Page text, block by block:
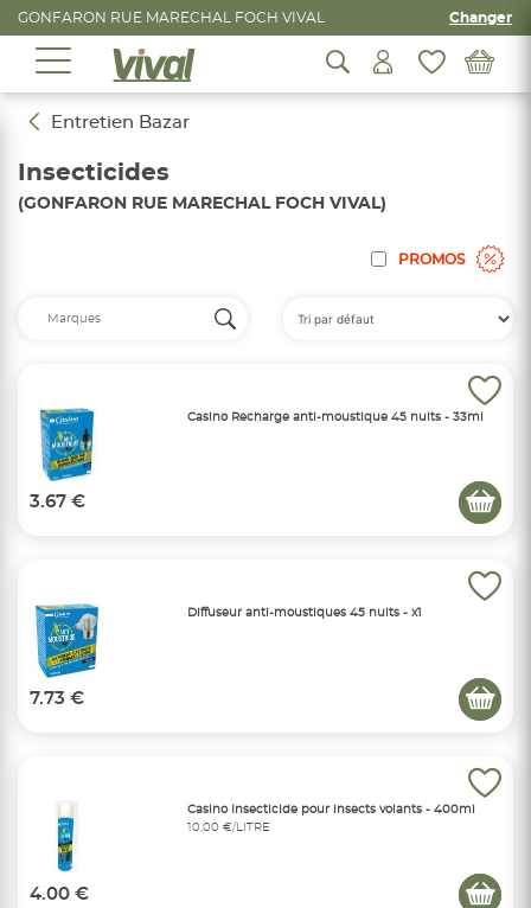
GONFARON RUE MARECHAL FOCH VIVAL Changer
Entretien Bazar
Insecticides
(GONFARON RUE MARECHAL FOCH VIVAL)
PROMOS
Casino Recharge anti-moustique 45 nuits - 33ml
3.67 €
Diffuseur anti-moustiques 45 nuits - x1
7.73 €
Casino Insecticide pour insects volants - 400ml
10,00 €/LITRE
4.00 €